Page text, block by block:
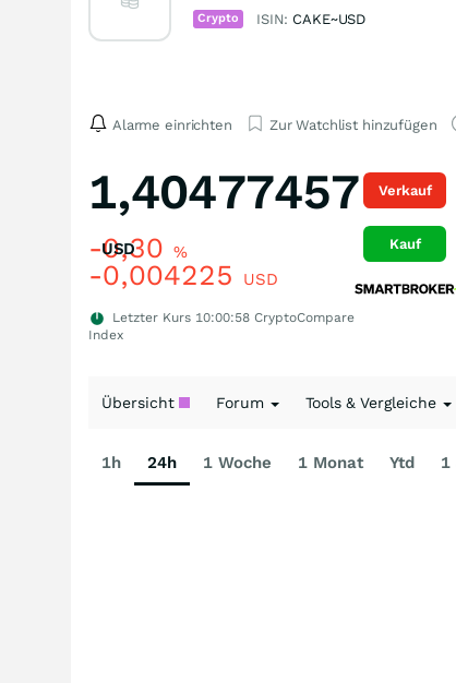
Crypto ISIN: CAKE~USD
Alarme einrichten Zur Watchlist hinzufügen
1,40477457
USD
-0,30 %
-0,004225 USD
Letzter Kurs 10:00:58 CryptoCompare
Index
Verkauf
Kauf
Übersicht Forum Tools & Vergleiche
1h 24h 1 Woche 1 Monat Ytd 1